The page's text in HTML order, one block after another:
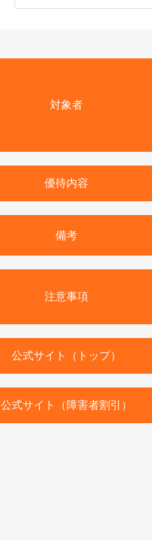
対象者
優待内容
備考
注意事項
公式サイト（トップ）
公式サイト（障害者割引）